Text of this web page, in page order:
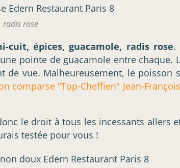
radis rose
cuit, épices, guacamole, radis rose.
pointe de guacamole entre chaque.
vue. Malheureusement, le poisson
comparse "Top-Cheffien" Jean-
le droit à tous les incessants allers
testée pour vous !